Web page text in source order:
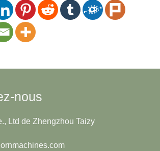
nous
Ltd de Zhengzhou Taizy